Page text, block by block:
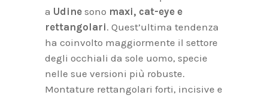
a Udine sono maxi, cat-eye e
rettangolari. Quest’ultima tendenza
ha coinvolto maggiormente il settore
degli occhiali da sole uomo, specie
nelle sue versioni più robuste.
Montature rettangolari forti, incisive e